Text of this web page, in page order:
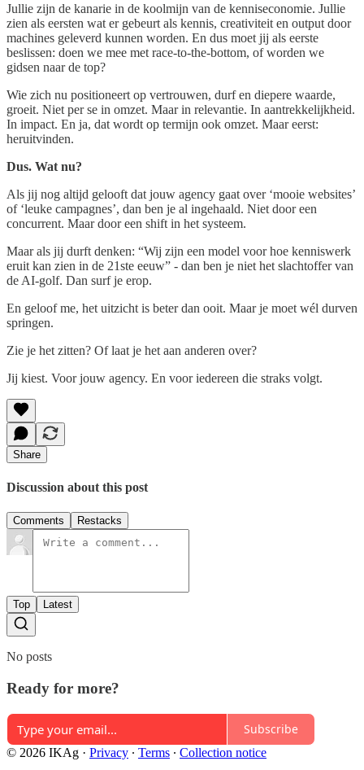
Jullie zijn de kanarie in de koolmijn van de kenniseconomie. Jullie
zien als eersten wat er gebeurt als kennis, creativiteit en output door
machines geleverd kunnen worden. En dus moet jij als eerste
beslissen: doen we mee met race-to-the-bottom, of worden we
gidsen naar de top?
Wie zich nu positioneert op vertrouwen, durf en diepere waarde,
groeit. Niet per se in omzet. Maar in relevantie. In aantrekkelijkheid.
In impact. En ja, dat wordt op termijn ook omzet. Maar eerst:
heruitvinden.
Dus. Wat nu?
Als jij nog altijd gelooft dat jouw agency gaat over ‘mooie websites’
of ‘leuke campagnes’, dan ben je al ingehaald. Niet door een
concurrent. Maar door een shift in het systeem.
Maar als jij durft denken: “Wij zijn een model voor hoe kenniswerk
eruit kan zien in de 21ste eeuw” - dan ben je niet het slachtoffer van
de AI-golf. Dan surf je erop.
En geloof me, het uitzicht is beter dan ooit. Maar je moet wél durven
springen.
Zie je het zitten? Of laat je het aan anderen over?
Jij kiest. Voor jouw agency. En voor iedereen die straks volgt.
Share
Discussion about this post
Comments Restacks
Top Latest
No posts
Ready for more?
Subscribe
© 2026 IKAg · Privacy ∙ Terms ∙ Collection notice